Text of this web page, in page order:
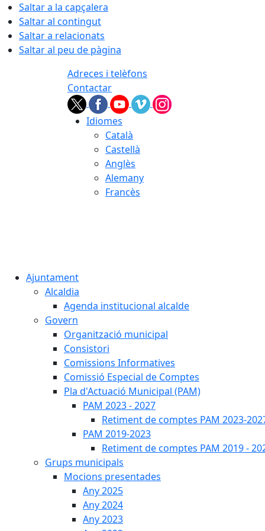
Saltar a la capçalera
Saltar al contingut
Saltar a relacionats
Saltar al peu de pàgina
Adreces i telèfons
Contactar
Idiomes
Català
Castellà
Anglès
Alemany
Francès
Ajuntament
Alcaldia
Agenda institucional alcalde
Govern
Organització municipal
Consistori
Comissions Informatives
Comissió Especial de Comptes
Pla d'Actuació Municipal (PAM)
PAM 2023 - 2027
Retiment de comptes PAM 2023-
PAM 2019-2023
Retiment de comptes PAM 2019 -
Grups municipals
Mocions presentades
Any 2025
Any 2024
Any 2023